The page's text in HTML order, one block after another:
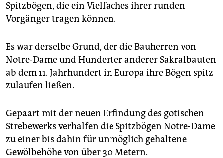
Spitzbögen, die ein Vielfaches ihrer runden
Vorgänger tragen können.
Es war derselbe Grund, der die Bauherren von
Notre-Dame und Hunderter anderer Sakralbauten
ab dem 11. Jahrhundert in Europa ihre Bögen spitz
zulaufen ließen.
Gepaart mit der neuen Erfindung des gotischen
Strebewerks verhalfen die Spitzbögen Notre-Dame
zu einer bis dahin für unmöglich gehaltene
Gewölbehöhe von über 30 Metern.